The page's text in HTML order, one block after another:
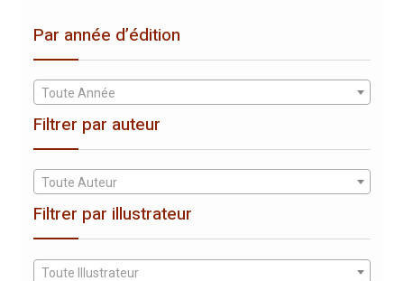
Par année d’édition
Toute Année
Filtrer par auteur
Toute Auteur
Filtrer par illustrateur
Toute Illustrateur